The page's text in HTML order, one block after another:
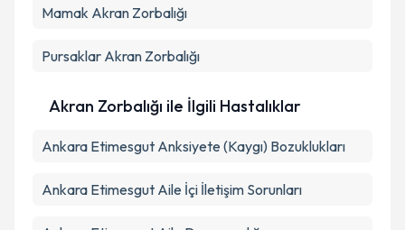
Mamak Akran Zorbalığı
Pursaklar Akran Zorbalığı
Akran Zorbalığı ile İlgili Hastalıklar
Ankara Etimesgut Anksiyete (Kaygı) Bozuklukları
Ankara Etimesgut Aile İçi İletişim Sorunları